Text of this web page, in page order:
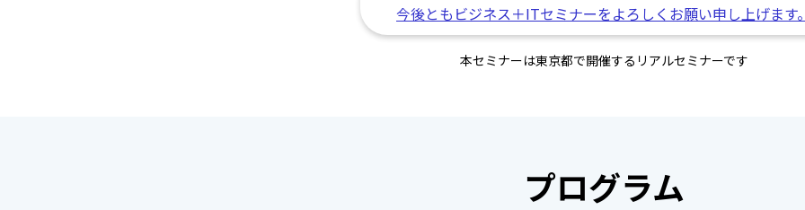
今後ともビジネス＋ITセミナーをよろしくお願い申し上げます
本セミナーは東京都で開催するリアルセミナーです
プログラム